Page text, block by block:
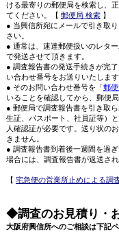
ける最寄りの郵便局を検索し、
てください。【 郵便局 検索】
● 当興信所宛にメールで引き取
さい。
● 通常は、速達郵便扱いのレタ
で発送させて頂きます。
● 調査報告書の発送手続きが完
い合わせ番号をお送りいたします
● そのお問い合わせ番号を「郵
いることを確認してから、郵便
● 郵便局で調査報告書を引き取
生証、パスポート、社員証等）
人確認証が必要です。送り状の
きません。
● 調査報告書到着後一週間を過
場合には、調査報告書が返送さ
【 宅急便の営業所止めによる調
◆調査のお見積り・
大阪府興信所へのご相談は下記